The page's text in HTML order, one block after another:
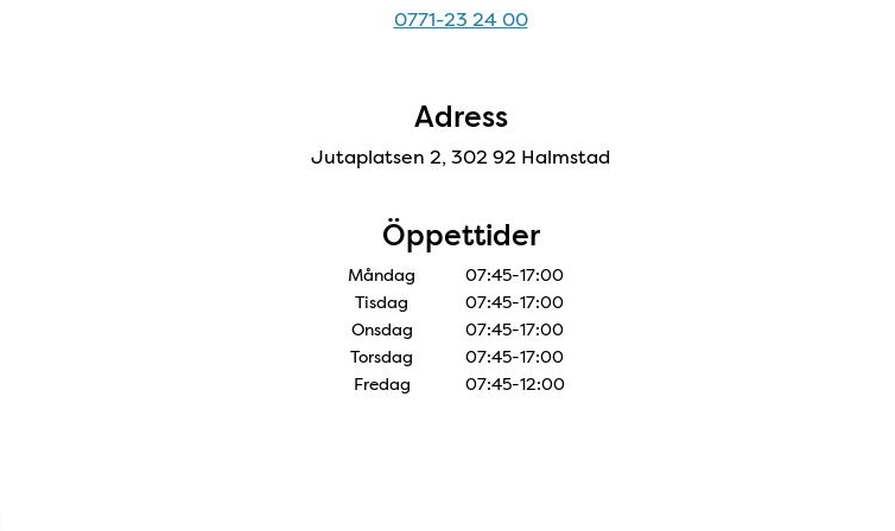
0771-23 24 00
Adress
Jutaplatsen 2, 302 92 Halmstad
Öppettider
Måndag
07:45-17:00
Tisdag
07:45-17:00
Onsdag
07:45-17:00
Torsdag
07:45-17:00
Fredag
07:45-12:00